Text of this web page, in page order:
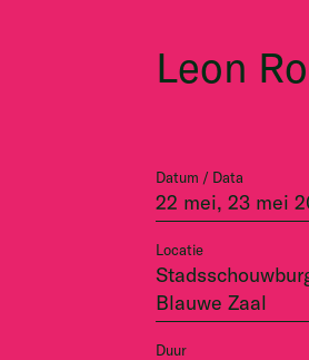
Leon
Datum / Data
22 mei, 23 mei
Locatie
Blauwe Zaal
Duur